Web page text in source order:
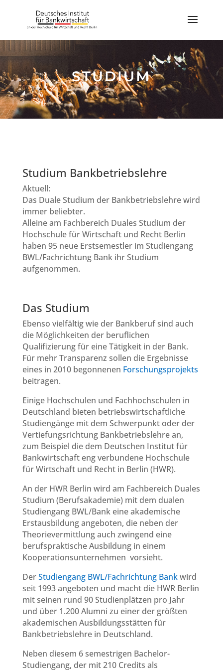
STUDIUM
Studium Bankbetriebslehre
Aktuell:
Das Duale Studium der Bankbetriebslehre wird
immer beliebter.
Alleine am Fachbereich Duales Studium der
Hochschule für Wirtschaft und Recht Berlin
haben 95 neue Erstsemestler im Studiengang
BWL/Fachrichtung Bank ihr Studium
aufgenommen.
Das Studium
Ebenso vielfältig wie der Bankberuf sind auch
die Möglichkeiten der beruflichen
Qualifizierung für eine Tätigkeit in der Bank.
Für mehr Transparenz sollen die Ergebnisse
eines in 2010 begonnenen Forschungsprojekts
beitragen.
Einige Hochschulen und Fachhochschulen in
Deutschland bieten betriebswirtschaftliche
Studiengänge mit dem Schwerpunkt oder der
Vertiefungsrichtung Bankbetriebslehre an,
zum Beispiel die dem Deutschen Institut für
Bankwirtschaft eng verbundene Hochschule
für Wirtschaft und Recht in Berlin (HWR).
An der HWR Berlin wird am Fachbereich Duales
Studium (Berufsakademie) mit dem dualen
Studiengang BWL/Bank eine akademische
Erstausbildung angeboten, die neben der
Theorievermittlung auch zwingend eine
berufspraktische Ausbildung in einem
Kooperationsunternehmen vorsieht.
DerStudiengang BWL/Fachrichtung Bankwird
seit 1993 angeboten und macht die HWR Berlin
mit seinen rund 90 Studienplätzen pro Jahr
und über 1.200 Alumni zu einer der größten
akademischen Ausbildungsstätten für
Bankbetriebslehre in Deutschland.
Neben diesem 6 semestrigen Bachelor-
Studiengang, der mit 210 Credits als